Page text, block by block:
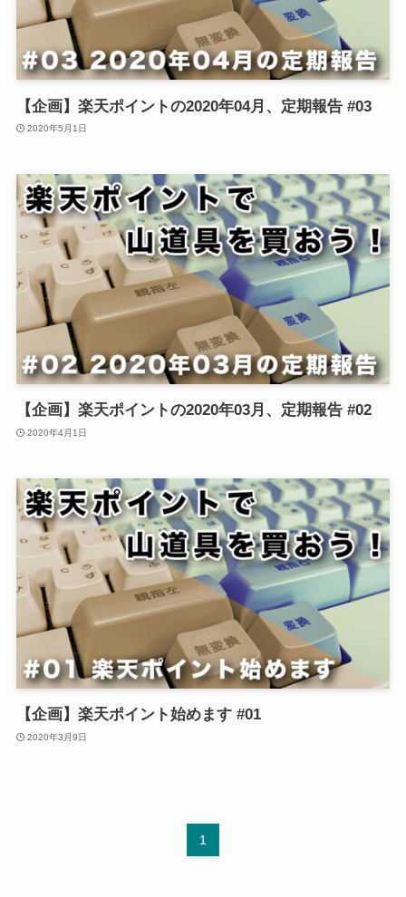
【企画】楽天ポイントの2020年04月、定期報告 #03
2020年5月1日
【企画】楽天ポイントの2020年03月、定期報告 #02
2020年4月1日
【企画】楽天ポイント始めます #01
2020年3月9日
1